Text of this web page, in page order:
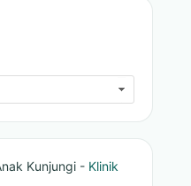
Kunjungi - Klinik